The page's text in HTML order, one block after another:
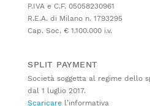
P.IVA e C.F. 05058230961
R.E.A. di Milano n. 1793295
Cap. Soc. € 1.100.000 i.v.
SPLIT PAYMENT
Società soggetta al regime dello
dal 1 luglio 2017.
Scaricare l’informativa